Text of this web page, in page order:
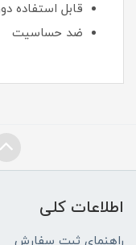
قابل استفاده
ضد حساسیت
اطلاعات کلی